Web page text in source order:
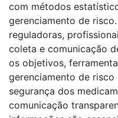
com métodos
gerenciamento de
reguladoras,
coleta e comunicação
os objetivos,
gerenciamento de
segurança dos
comunicação